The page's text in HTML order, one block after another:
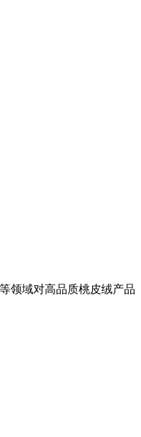
领域对高品质桃皮绒产品